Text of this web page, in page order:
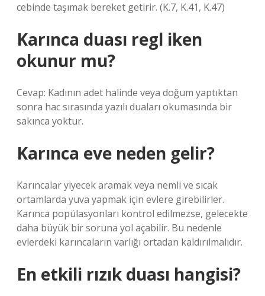
cebinde taşımak bereket getirir. (K.7, K.41, K.47)
Karınca duası regl iken
okunur mu?
Cevap: Kadının adet halinde veya doğum yaptıktan
sonra hac sırasında yazılı duaları okumasında bir
sakınca yoktur.
Karınca eve neden gelir?
Karıncalar yiyecek aramak veya nemli ve sıcak
ortamlarda yuva yapmak için evlere girebilirler.
Karınca popülasyonları kontrol edilmezse, gelecekte
daha büyük bir soruna yol açabilir. Bu nedenle
evlerdeki karıncaların varlığı ortadan kaldırılmalıdır.
En etkili rızık duası hangisi?